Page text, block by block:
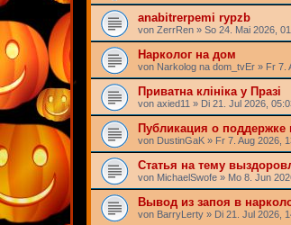
anabitrerpemi rypzb
von ZerrRen » So 24. Mai 2026,
Нарколог на дом
von Narkolog na dom_tvEr » Fr 7.
Приватна клініка у Празі
von axied11 » Di 21. Jul 2026,
Публикация о
von DustinGaK » Fr 7. Aug 2026,
Статья на тему
von MichaelSwofe » Mo 8. Jun
Вывод из запоя в
von BarryLerty » Di 21. Jul 2026,